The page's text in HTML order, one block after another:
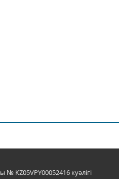
KZ05VPY00052416 куәлігі